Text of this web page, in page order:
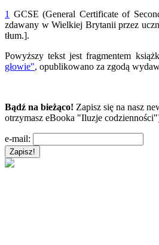
1 GCSE (General Certificate of
zdawany w Wielkiej Brytanii przez
tłum.].
Powyższy tekst jest fragmentem
głowie", opublikowano za zgodą
Bądź na bieżąco! Zapisz się na nasz
otrzymasz eBooka "Iluzje
e-mail: